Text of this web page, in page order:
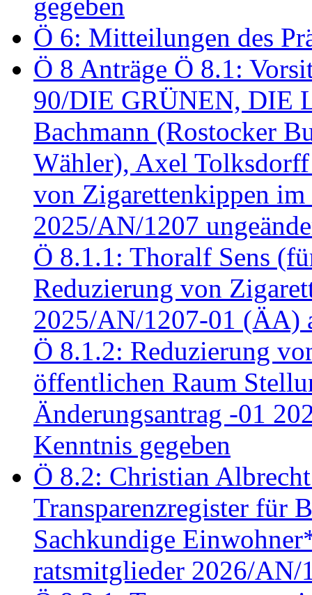
Ö 6: Mitteilungen des
Ö 8 Anträge Ö 8.1:
90/DIE GRÜNEN, DIE
Bachmann (Rostocker
Wähler), Axel
von Zigarettenkippen
2025/AN/1207
Ö 8.1.1: Thoralf Sens
Reduzierung von
2025/AN/1207-01 (ÄA)
Ö 8.1.2: Reduzierung
öffentlichen Raum
Änderungsantrag -01
Kenntnis gegeben
Ö 8.2: Christian
Transparenzregister für
Sachkundige
ratsmitglieder 2026/AN/